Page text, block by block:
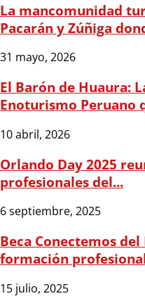
La mancomunidad
Pacarán y Zúñiga
31 mayo, 2026
El Barón de Huaura:
Enoturismo Peruano
10 abril, 2026
Orlando Day 2025
profesionales del...
6 septiembre, 2025
Beca Conectemos
formación
15 julio, 2025